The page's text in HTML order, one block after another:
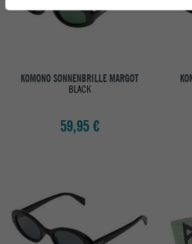
KOMONO SONNENBRILLE MARGOT
BLACK
59,95 €